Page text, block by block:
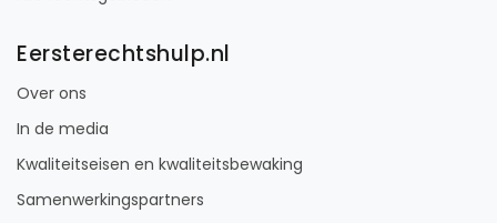
Eersterechtshulp.nl
Over ons
In de media
Kwaliteitseisen en kwaliteitsbewaking
Samenwerkingspartners